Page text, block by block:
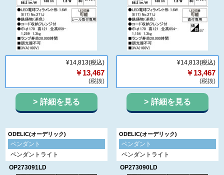
¥14,813(税込)
￥13,467
(税抜)
詳細を見る
¥14,813(税込)
￥13,467
(税抜)
詳細を見る
ODELIC(オーデリック)
ペンダント
ペンダントライト
OP273091LD
ODELIC(オーデリック)
ペンダント
ペンダントライト
OP273090LD